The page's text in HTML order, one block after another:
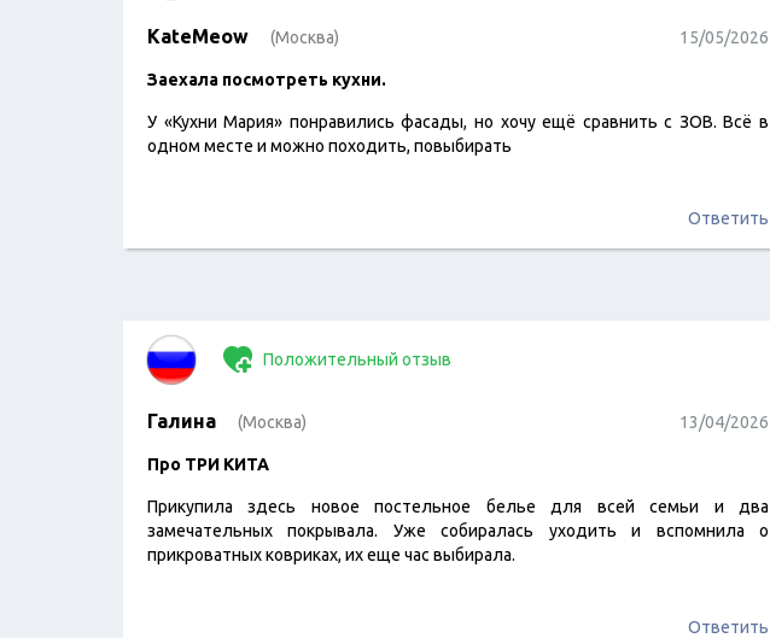
KateMeow (Москва) 15/05/2026
​Заехала посмотреть кухни.
У «Кухни Мария» понравились фасады, но хочу ещё сравнить с ЗОВ. Всё в
одном месте и можно походить, повыбирать
Ответить
Положительный отзыв
Галина (Москва) 13/04/2026
Про ТРИ КИТА
Прикупила здесь новое постельное белье для всей семьи и два
замечательных покрывала. Уже собиралась уходить и вспомнила о
прикроватных ковриках, их еще час выбирала.
Ответить